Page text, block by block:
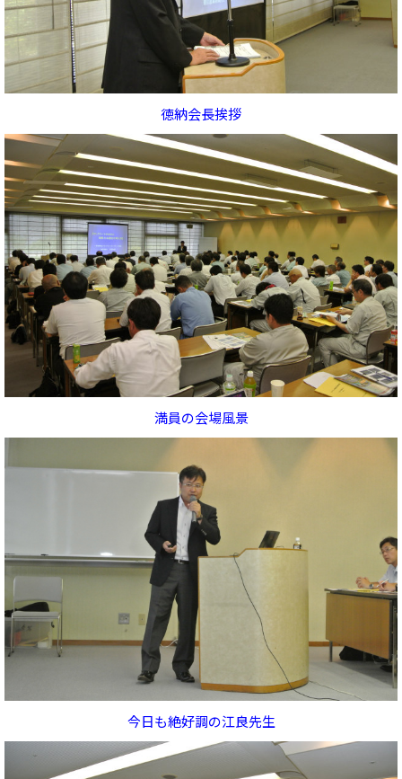
徳納会長挨拶
満員の会場風景
今日も絶好調の江良先生